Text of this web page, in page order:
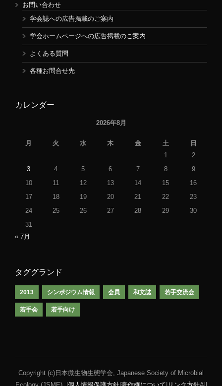
お問い合わせ
学会誌への広告掲載のご案内
学会ホームページへの広告掲載のご案内
よくある質問
各種お問合せ先
カレンダー
2026年8月
月 火 水 木 金 土
日
1
2
3
4 5 6 7 8
9
10
11 12 13 14 15
16
17
18 19 20 21 22
23
24
25 26 27 28 29
30
31
« 7月
タググランド
2013 シンポジウム情報 会員 和文誌 若手交流会
若手会 若手向け
Copyright (c)日本微生物生態学会, Japanese Society of Microbial